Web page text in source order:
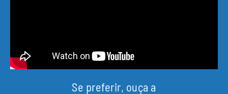
Se preferir, ouça a